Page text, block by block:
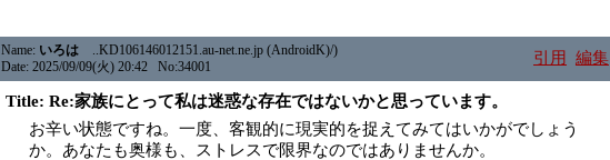
Name: いろは ..KD106146012151.au-net.ne.jp (AndroidK)/)
Date: 2025/09/09(火) 20:42 No:34001
引用 編集
Title: Re:家族にとって私は迷惑な存在ではないかと思っています。
お辛い状態ですね。一度、客観的に現実的を捉えてみてはいかがでしょう
か。あなたも奥様も、ストレスで限界なのではありませんか。